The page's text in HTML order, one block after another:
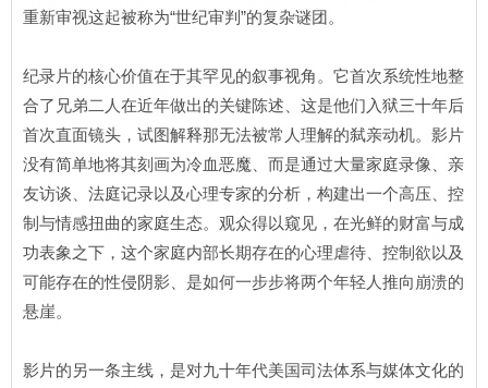
重新审视这起被称为“世纪审判”的复杂谜团。
纪录片的核心价值在于其罕见的叙事视角。它首次系统性地整
合了兄弟二人在近年做出的关键陈述、这是他们入狱三十年后
首次直面镜头，试图解释那无法被常人理解的弑亲动机。影片
没有简单地将其刻画为冷血恶魔、而是通过大量家庭录像、亲
友访谈、法庭记录以及心理专家的分析，构建出一个高压、控
制与情感扭曲的家庭生态。观众得以窥见，在光鲜的财富与成
功表象之下，这个家庭内部长期存在的心理虐待、控制欲以及
可能存在的性侵阴影、是如何一步步将两个年轻人推向崩溃的
悬崖。
影片的另一条主线，是对九十年代美国司法体系与媒体文化的